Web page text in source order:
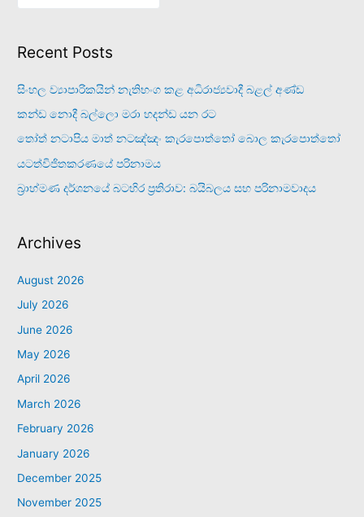
Recent Posts
සිංහල ව්‍යාපාරිකයින් නැතිභංග කළ අධිරාජ්‍යවාදී බළල් අණ්ඩ
කන්ඩ නොදී බල්ලො මරා හදන්ඩ යන රට
තෝත් නටාපිය මාත් නටඤ්ඤං කැරපොත්තෝ බොල කැරපොත්තෝ
යටත්විජිතකරණයේ පරිනාමය
බ්‍රාහ්මණ දර්ශනයේ බටහිර ප්‍රතිරාව: බයිබලය සහ පරිනාමවාදය
Archives
August 2026
July 2026
June 2026
May 2026
April 2026
March 2026
February 2026
January 2026
December 2025
November 2025